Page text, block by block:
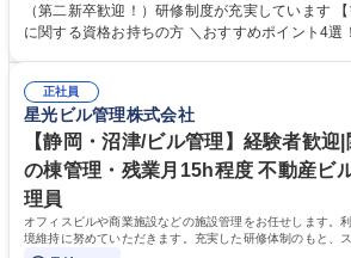
回、モニターチェック ■各種工事に伴う立ち合
ュール作成/各テナント工事、点検情報の広報や案
集職種 【神戸∬ビル管理】未経験スタート90％以
リアUP可能
（第二新卒歓迎！）研修制度が充実しています
に関する資格お持ちの方 ＼おすすめポイント4選！／ 【1】未経験の方大
ターやOJTで業務をサポートします！ 【4】平均
ベートとの両立も可能です！ →お人柄採用です！
ン】をプッシュ！ 学歴・資格 学歴：大学院 大学 高専 短大 専修学校 高校
語学力： 資格：危険物取扱者 ボイラー技士 第二
正社員
星光ビル管理株式会社
【静岡・沼津/ビル管理】経験者歓迎
の棟管理・残業月15h程度 不動産ビ
理員
オフィスビルや商業施設などの施設管理をお任せします。
境維持に努めていただきます。充実した研修体制のもと、
躍いただけるポジションです。